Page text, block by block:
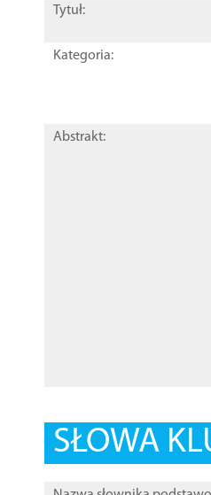
Tytuł:
Kategoria:
Abstrakt:
SŁOWA